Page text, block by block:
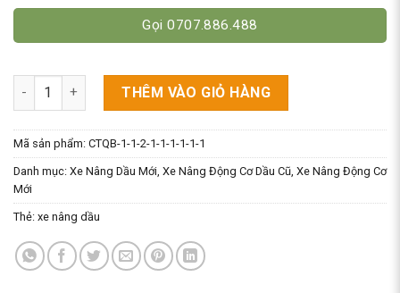
Gọi 0707.886.488
Xe Nâng Dầu 4 Tấn (4000kg) Niuli. Model CPC40/ CPCD40 số
THÊM VÀO GIỎ HÀNG
Mã sản phẩm: CTQB-1-1-2-1-1-1-1-1-1
Danh mục: Xe Nâng Dầu Mới Xe Nâng Động Cơ Dầu Cũ Xe Nâng Động Cơ
Mới
Thẻ: xe nâng dầu